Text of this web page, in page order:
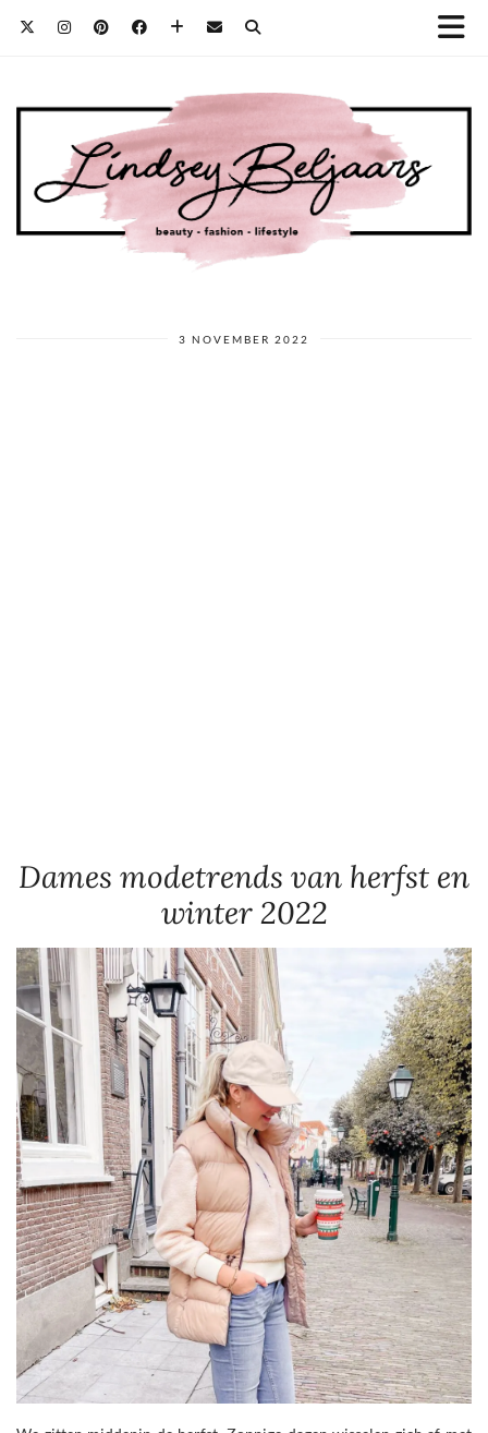
3 NOVEMBER 2022
Dames modetrends van herfst en
winter 2022